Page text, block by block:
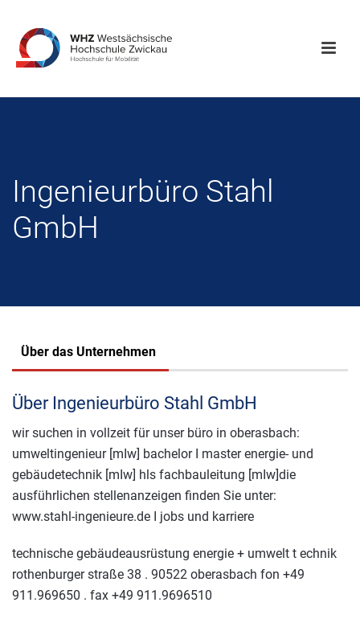
Ingenieurbüro Stahl
GmbH
Über das Unternehmen
Über Ingenieurbüro Stahl GmbH
wir suchen in vollzeit für unser büro in oberasbach:
umweltingenieur [mIw] bachelor I master energie- und
gebäudetechnik [mIw] hls fachbauleitung [mIw]die
ausführlichen stellenanzeigen finden Sie unter:
www.stahl-ingenieure.de I jobs und karriere
technische gebäudeausrüstung energie + umwelt t echnik
rothenburger straße 38 . 90522 oberasbach fon +49
911.969650 . fax +49 911.9696510